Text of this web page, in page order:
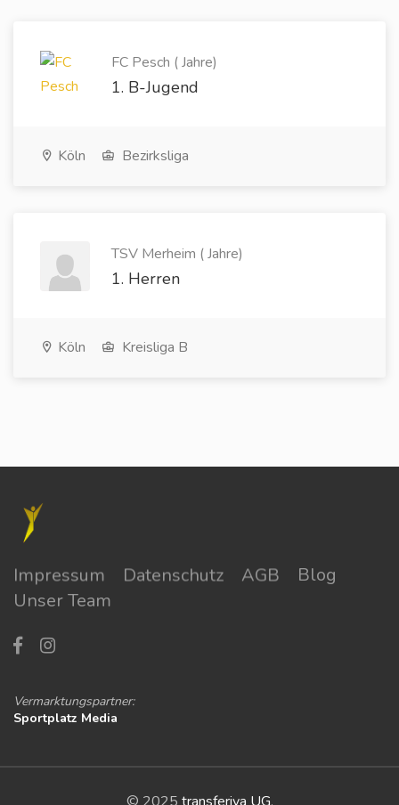
FC Pesch ( Jahre)
1. B-Jugend
Köln Bezirksliga
TSV Merheim ( Jahre)
1. Herren
Köln Kreisliga B
Impressum Datenschutz AGB
Blog
Unser Team
Vermarktungspartner:
Sportplatz Media